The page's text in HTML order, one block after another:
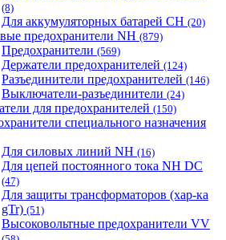
(8)
Для аккумуляторных батарей CH (20)
предохранители NH (879)
Предохранители (569)
Держатели предохранителей (124)
Разъединители предохранителей (146)
Выключатели-разъединители (24)
для предохранителей (150)
специального назначения
Для силовых линий NH (16)
Для цепей постоянного тока NH DC
(47)
Для защиты трансформаторов (хар-ка
gTr) (51)
Высоковольтные предохранители VV